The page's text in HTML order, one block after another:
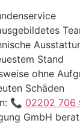
Stand
ohne
Schäden
📞 02202 706
GmbH